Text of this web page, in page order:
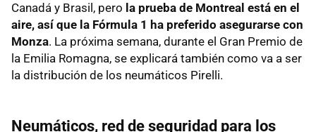
Canadá y Brasil, pero la prueba de Montreal está en el
aire, así que la Fórmula 1 ha preferido asegurarse con
Monza. La próxima semana, durante el Gran Premio de
la Emilia Romagna, se explicará también como va a ser
la distribución de los neumáticos Pirelli.
Neumáticos, red de seguridad para los